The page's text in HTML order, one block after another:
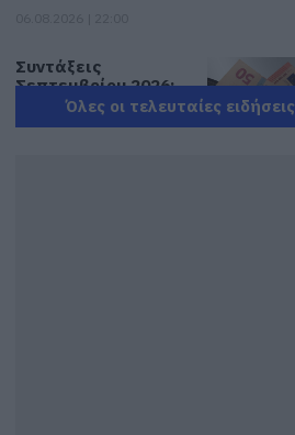
Συντάξεις
Σεπτεμβρίου 2026:
Πότε πληρώνονται
οι δικαιούχοι – Οι
Όλες οι τελευταίες ειδήσεις